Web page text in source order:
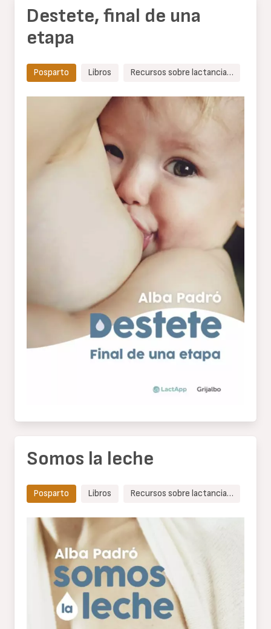
Destete, final de una
etapa
Posparto Libros Recursos sobre lactancia…
Somos la leche
Posparto Libros Recursos sobre lactancia…